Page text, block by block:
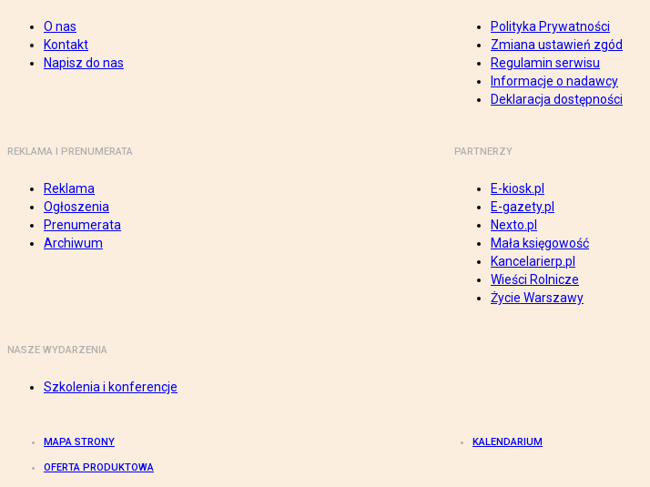
O nas
Kontakt
Napisz do nas
Polityka Prywatności
Zmiana ustawień zgód
Regulamin serwisu
Informacje o nadawcy
Deklaracja dostępności
REKLAMA I PRENUMERATA
Reklama
Ogłoszenia
Prenumerata
Archiwum
PARTNERZY
E-kiosk.pl
E-gazety.pl
Nexto.pl
Mała księgowość
Kancelarierp.pl
Wieści Rolnicze
Życie Warszawy
NASZE WYDARZENIA
Szkolenia i konferencje
MAPA STRONY KALENDARIUM
OFERTA PRODUKTOWA